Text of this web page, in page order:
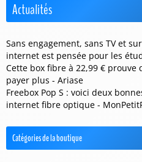
Actualités
Sans engagement, sans TV et
internet est pensée pour les
Cette box fibre à 22,99 € prouve
payer plus - Ariase
Freebox Pop S : voici deux
internet fibre optique -
Catégories de la boutique